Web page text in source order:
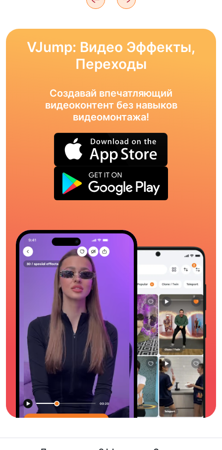
VJump: Видео Эффекты,
Переходы
Создавай впечатляющий
видеоконтент без навыков
видеомонтажа!